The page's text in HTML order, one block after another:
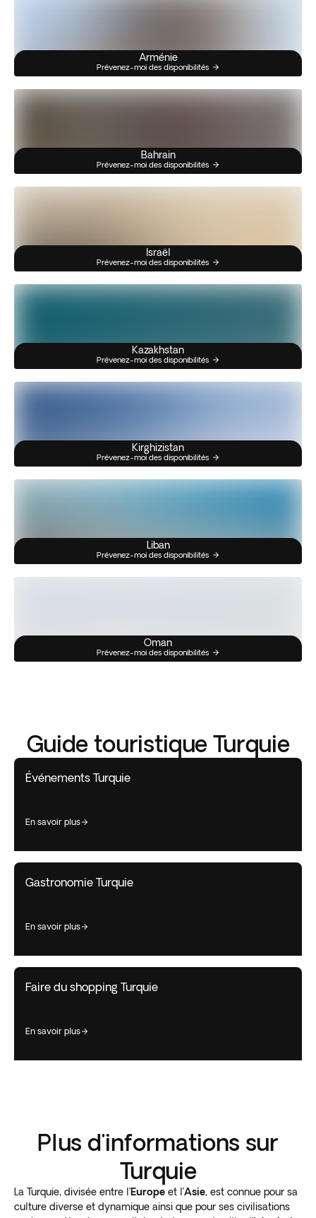
Arménie
Prévenez-moi des disponibilités
Bahrain
Prévenez-moi des disponibilités
Israël
Prévenez-moi des disponibilités
Kazakhstan
Prévenez-moi des disponibilités
Kirghizistan
Prévenez-moi des disponibilités
Liban
Prévenez-moi des disponibilités
Oman
Prévenez-moi des disponibilités
Guide touristique Turquie
Événements Turquie
en savoir plus
Gastronomie Turquie
en savoir plus
Faire du shopping Turquie
en savoir plus
Plus d'informations sur
Turquie
La Turquie, divisée entre l’Europe et l’Asie, est connue pour sa
culture diverse et dynamique ainsi que pour ses civilisations